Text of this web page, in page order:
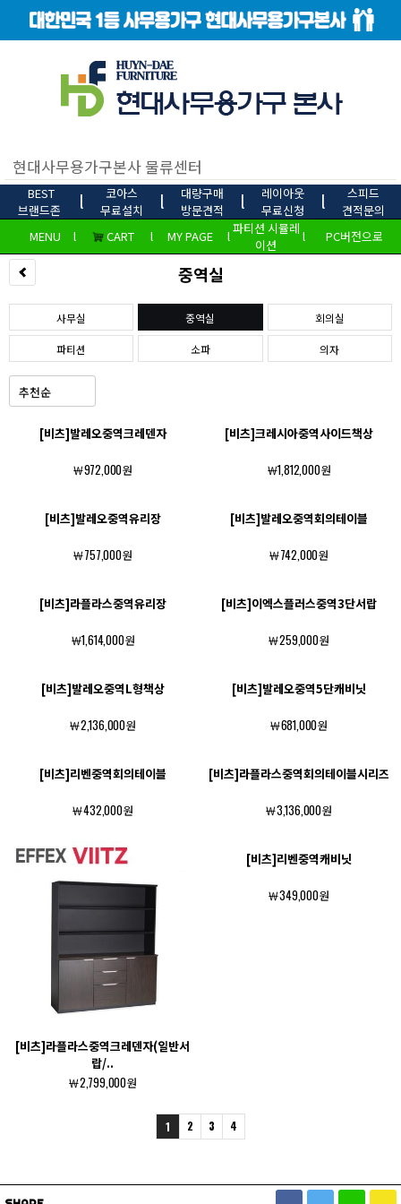
BEST
브랜드존
l
코아스
무료설치
l
대량구매
방문견적
l
레이아웃
무료신청
l
스피드
견적문의
MENU
l CART l MY PAGE l파티션 시뮬레
이션
l PC버전으로
중역실
사무실 중역실 회의실
파티션 소파 의자
[비츠]발레오중역크레덴자
￦972,000원
[비츠]크레시아중역사이드책상
￦1,812,000원
[비츠]발레오중역유리장
￦757,000원
[비츠]발레오중역회의테이블
￦742,000원
[비츠]라플라스중역유리장
￦1,614,000원
[비츠]이엑스플러스중역3단서랍
￦259,000원
[비츠]발레오중역L형책상
￦2,136,000원
[비츠]발레오중역5단캐비닛
￦681,000원
[비츠]리벤중역회의테이블
￦432,000원
[비츠]라플라스중역회의테이블시리즈
￦3,136,000원
[비츠]라플라스중역크레덴자(일반서
랍/..
￦2,799,000원
[비츠]리벤중역캐비닛
￦349,000원
1 2 3 4